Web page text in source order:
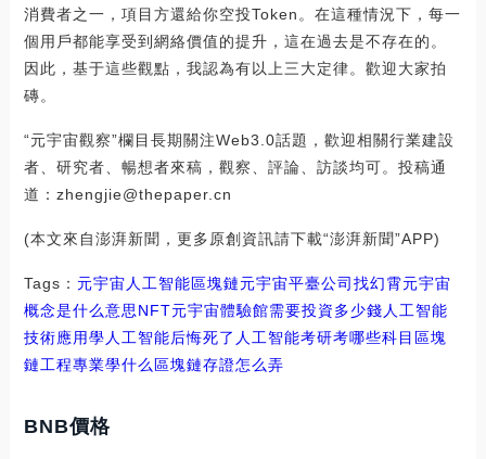
消費者之一，項目方還給你空投Token。在這種情況下，每一
個用戶都能享受到網絡價值的提升，這在過去是不存在的。
因此，基于這些觀點，我認為有以上三大定律。歡迎大家拍
磚。
“元宇宙觀察”欄目長期關注Web3.0話題，歡迎相關行業建設
者、研究者、暢想者來稿，觀察、評論、訪談均可。投稿通
道：zhengjie@thepaper.cn
(本文來自澎湃新聞，更多原創資訊請下載“澎湃新聞”APP)
Tags： 元宇宙 人工智能區塊鏈元宇宙平臺公司找幻霄元宇宙
概念是什么意思NFT元宇宙體驗館需要投資多少錢人工智能
技術應用學人工智能后悔死了 人工智能考研考哪些科目區塊
鏈工程專業學什么 區塊鏈存證怎么弄
BNB價格